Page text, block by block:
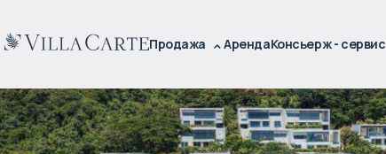
Продажа АрендаКонсьерж - сервис